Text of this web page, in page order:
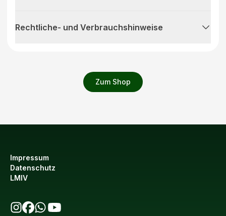
Zum Shop
Rechtliche- und Verbrauchshinweise
Impressum
Datenschutz
LMIV